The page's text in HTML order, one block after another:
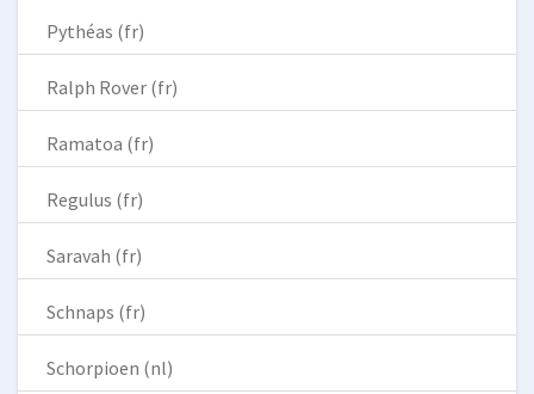
Pythéas (fr)
Ralph Rover (fr)
Ramatoa (fr)
Regulus (fr)
Saravah (fr)
Schnaps (fr)
Schorpioen (nl)